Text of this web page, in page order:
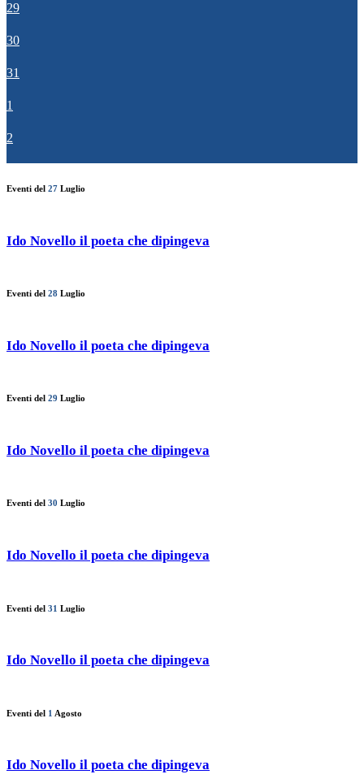
29
30
31
1
2
Eventi del 27 Luglio
Ido Novello il poeta che dipingeva
Eventi del 28 Luglio
Ido Novello il poeta che dipingeva
Eventi del 29 Luglio
Ido Novello il poeta che dipingeva
Eventi del 30 Luglio
Ido Novello il poeta che dipingeva
Eventi del 31 Luglio
Ido Novello il poeta che dipingeva
Eventi del 1 Agosto
Ido Novello il poeta che dipingeva